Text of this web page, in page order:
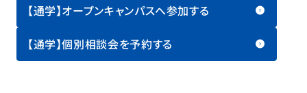
【通学】オープンキャンパスへ参加する
【通学】個別相談会を予約する